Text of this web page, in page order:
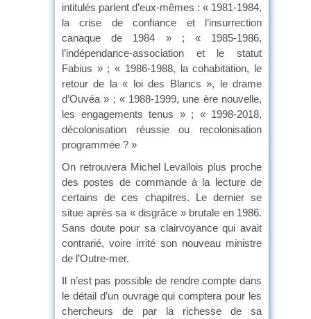
intitulés parlent d’eux-mêmes : « 1981-1984,
la crise de confiance et l’insurrection
canaque de 1984 » ; « 1985-1986,
l’indépendance-association et le statut
Fabius » ; « 1986-1988, la cohabitation, le
retour de la « loi des Blancs », le drame
d’Ouvéa » ; « 1988-1999, une ère nouvelle,
les engagements tenus » ; « 1998-2018,
décolonisation réussie ou recolonisation
programmée ? »
On retrouvera Michel Levallois plus proche
des postes de commande à la lecture de
certains de ces chapitres. Le dernier se
situe après sa « disgrâce » brutale en 1986.
Sans doute pour sa clairvoyance qui avait
contrarié, voire irrité son nouveau ministre
de l’Outre-mer.
Il n’est pas possible de rendre compte dans
le détail d’un ouvrage qui comptera pour les
chercheurs de par la richesse de sa